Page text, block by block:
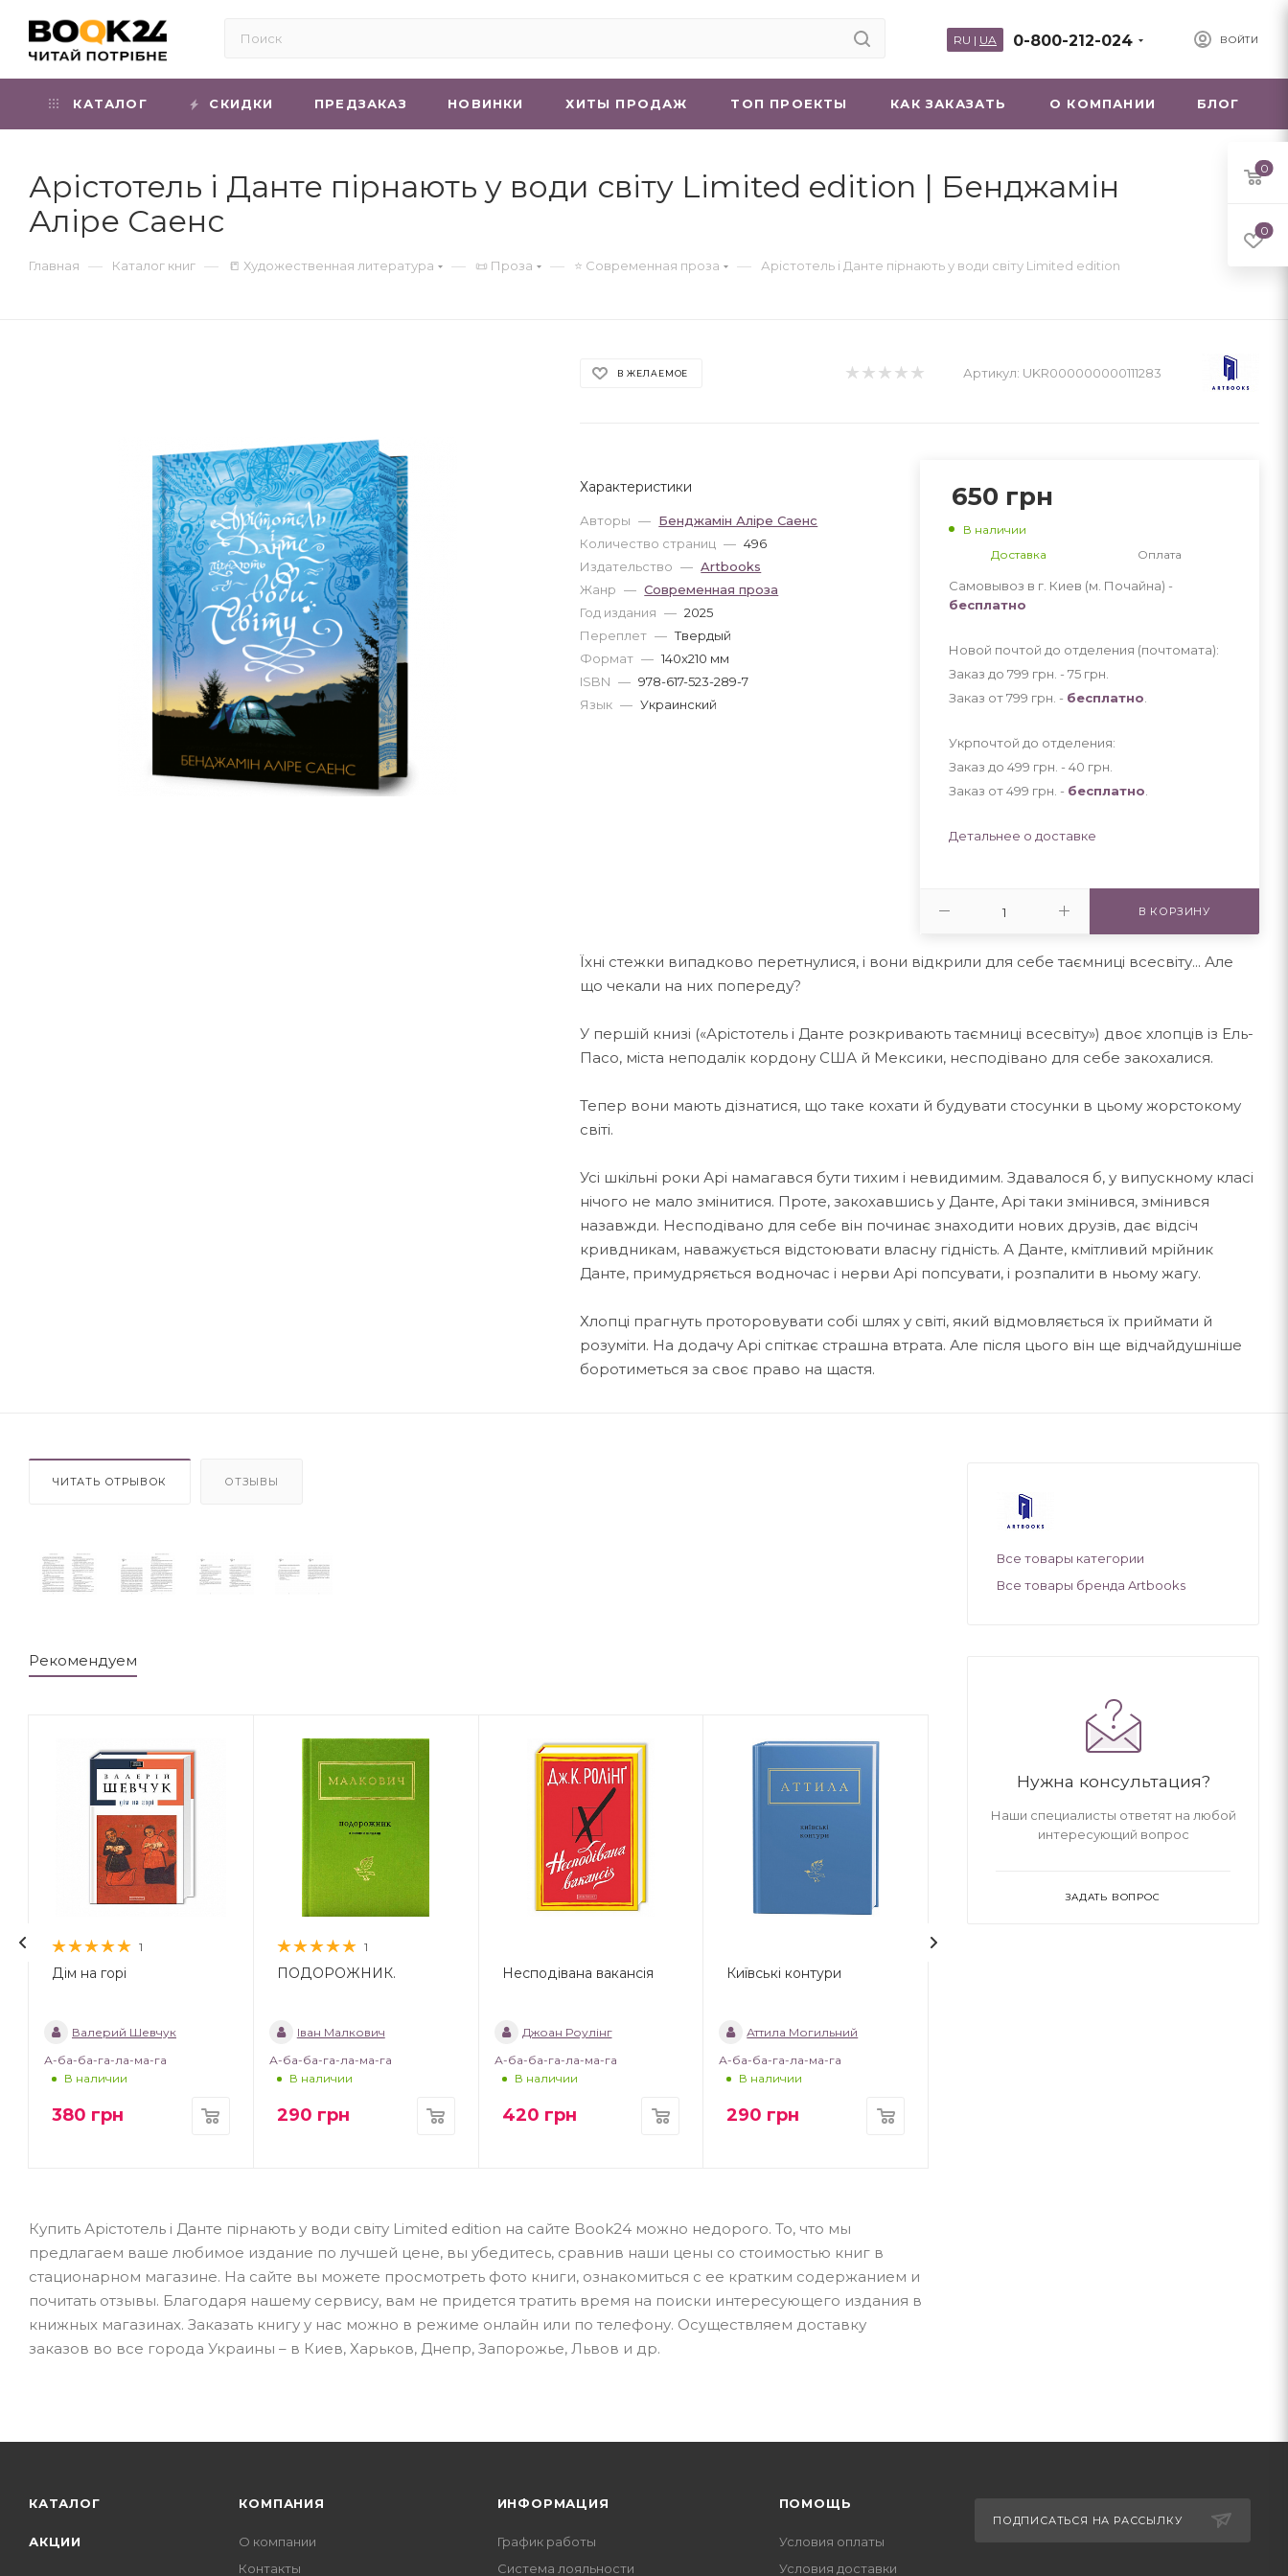
ВОЙТИ
0-800-212-024
RU | UA
КАТАЛОГ СКИДКИ ПРЕДЗАКАЗ НОВИНКИ ХИТЫ ПРОДАЖ ТОП ПРОЕКТЫ КАК ЗАКАЗАТЬ О КОМПАНИИ БЛОГ
Арістотель і Данте пірнають у води світу Limited edition | Бенджамін
Аліре Саенс
Главная — Каталог книг — 📒 Художественная литература — 📜 Проза — ⭐ Современная проза — Арістотель і Данте пірнають у води світу Limited edition
В ЖЕЛАЕМОЕ Артикул: UKR000000000111283
Характеристики
Авторы — Бенджамін Аліре Саенс
Количество страниц — 496
Издательство — Artbooks
Жанр — Современная проза
Год издания — 2025
Переплет — Твердый
Формат — 140x210 мм
ISBN — 978-617-523-289-7
Язык — Украинский
650 грн
В наличии
Доставка
Оплата
Самовывоз в г. Киев (м. Почайна) -
бесплатно
Новой почтой до отделения (почтомата):
Заказ до 799 грн. - 75 грн
Заказ от 799 грн. - бесплатно
Укрпочтой до отделения:
Заказ до 499 грн. - 40 грн
Заказ от 499 грн. - бесплатно
Детальнее о доставке
В КОРЗИНУ
Їхні стежки випадково перетнулися, і вони відкрили для себе таємниці всесвіту... Але
що чекали на них попереду?
У першій книзі («Арістотель і Данте розкривають таємниці всесвіту») двоє хлопців із Ель-
Пасо, міста неподалік кордону США й Мексики, несподівано для себе закохалися.
Тепер вони мають дізнатися, що таке кохати й будувати стосунки в цьому жорстокому
світі.
Усі шкільні роки Арі намагався бути тихим і невидимим. Здавалося б, у випускному класі
нічого не мало змінитися. Проте, закохавшись у Данте, Арі таки змінився, змінився
назавжди. Несподівано для себе він починає знаходити нових друзів, дає відсіч
кривдникам, наважується відстоювати власну гідність. А Данте, кмітливий мрійник
Данте, примудряється водночас і нерви Арі попсувати, і розпалити в ньому жагу.
Хлопці прагнуть проторовувати собі шлях у світі, який відмовляється їх приймати й
розуміти. На додачу Арі спіткає страшна втрата. Але після цього він ще відчайдушніше
боротиметься за своє право на щастя.
ЧИТАТЬ ОТРЫВОК ОТЗЫВЫ
Рекомендуем
1
Дім на горі
Валерий Шевчук
А-ба-ба-га-ла-ма-га
В наличии
380 грн
1
ПОДОРОЖНИК.
Іван Малкович
А-ба-ба-га-ла-ма-га
В наличии
290 грн
Несподівана вакансія
Джоан Роулінг
А-ба-ба-га-ла-ма-га
В наличии
420 грн
Київські контури
Аттила Могильний
А-ба-ба-га-ла-ма-га
В наличии
290 грн
Купить Арістотель і Данте пірнають у води світу Limited edition на сайте Book24 можно недорого. То, что мы
предлагаем ваше любимое издание по лучшей цене, вы убедитесь, сравнив наши цены со стоимостью книг в
стационарном магазине. На сайте вы можете просмотреть фото книги, ознакомиться с ее кратким содержанием и
почитать отзывы. Благодаря нашему сервису, вам не придется тратить время на поиски интересующего издания в
книжных магазинах. Заказать книгу у нас можно в режиме онлайн или по телефону. Осуществляем доставку
заказов во все города Украины – в Киев, Харьков, Днепр, Запорожье, Львов и др.
Все товары категории
Все товары бренда Artbooks
Нужна консультация?
Наши специалисты ответят на любой
интересующий вопрос
ЗАДАТЬ ВОПРОС
КАТАЛОГ
АКЦИИ
КОМПАНИЯ
О компании
Контакты
ИНФОРМАЦИЯ
График работы
Система лояльности
ПОМОЩЬ
Условия оплаты
Условия доставки
ПОДПИСАТЬСЯ НА РАССЫЛКУ
0
0